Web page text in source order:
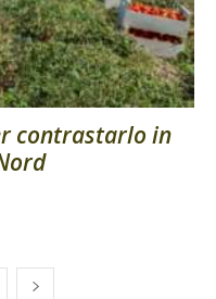
contrastarlo in